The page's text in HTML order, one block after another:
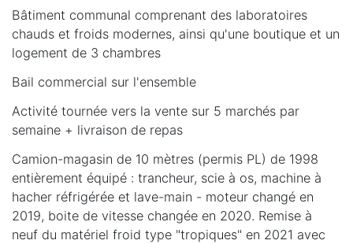
Bâtiment communal comprenant des laboratoires
chauds et froids modernes, ainsi qu'une boutique et un
logement de 3 chambres
Bail commercial sur l'ensemble
Activité tournée vers la vente sur 5 marchés par
semaine + livraison de repas
Camion-magasin de 10 mètres (permis PL) de 1998
entièrement équipé : trancheur, scie à os, machine à
hacher réfrigérée et lave-main - moteur changé en
2019, boite de vitesse changée en 2020. Remise à
neuf du matériel froid type "tropiques" en 2021 avec